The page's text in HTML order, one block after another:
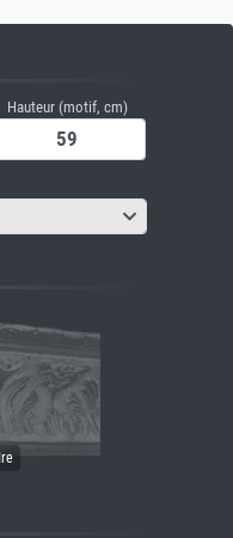
Hauteur (motif, cm)